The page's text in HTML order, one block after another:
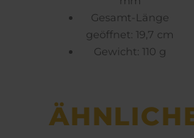
Gesamt-Länge
geöffnet: 19,7 cm
Gewicht: 110 g